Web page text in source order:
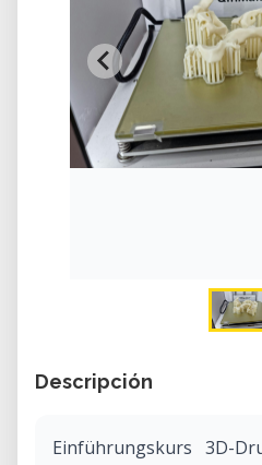
Descripción
Einführungskurs 3D-